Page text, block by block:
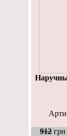
912 грн